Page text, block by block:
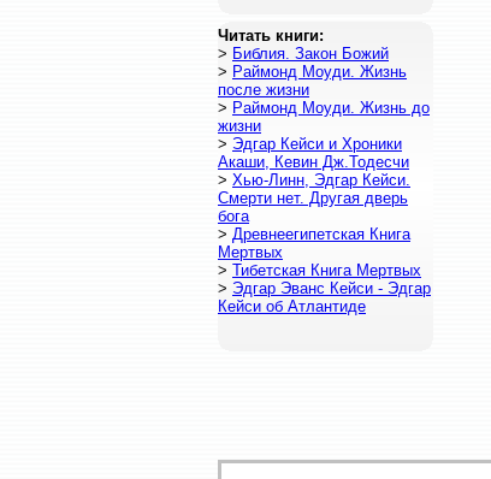
Читать книги:
> Библия. Закон Божий
> Раймонд Моуди. Жизнь
после жизни
> Раймонд Моуди. Жизнь до
жизни
> Эдгар Кейси и Хроники
Акаши, Кевин Дж.Тодесчи
> Хью-Линн, Эдгар Кейси.
Смерти нет. Другая дверь
бога
> Древнеегипетская Книга
Мертвых
> Тибетская Книга Мертвых
> Эдгар Эванс Кейси - Эдгар
Кейси об Атлантиде